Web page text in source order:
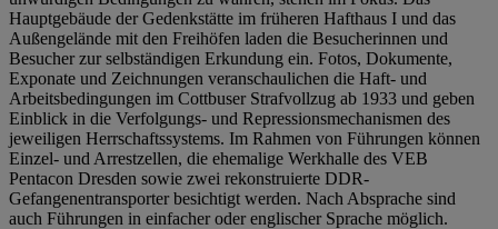
Hauptgebäude der Gedenkstätte im früheren Hafthaus I und das
Außengelände mit den Freihöfen laden die Besucherinnen und
Besucher zur selbständigen Erkundung ein. Fotos, Dokumente,
Exponate und Zeichnungen veranschaulichen die Haft- und
Arbeitsbedingungen im Cottbuser Strafvollzug ab 1933 und geben
Einblick in die Verfolgungs- und Repressionsmechanismen des
jeweiligen Herrschaftssystems. Im Rahmen von Führungen können
Einzel- und Arrestzellen, die ehemalige Werkhalle des VEB
Pentacon Dresden sowie zwei rekonstruierte DDR-
Gefangenentransporter besichtigt werden. Nach Absprache sind
auch Führungen in einfacher oder englischer Sprache möglich.